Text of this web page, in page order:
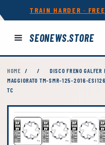
TRAIN HARDER ·
SEONEWS.STORE
HOME / /
DISCO FRENO
MAGGIORATO TM-SMR-125-2016-
TC